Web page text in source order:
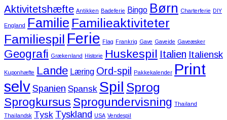
Aktivitetshæfte Antikken Badeferie Bingo Børn Charterferie DIY
England Familie Familieaktiviteter
Familiespil Ferie Flag Frankrig Gave Gaveide Gaveæsker
Geografi Grækenland Historie Huskespil Italien Italiensk
Kuponhæfte Lande Læring Ord-spil Pakkekalender Print
selvSpanien Spansk Spil Sprog
Sprogkursus Sprogundervisning Thailand
Thailandsk Tysk Tyskland USA Vendespil